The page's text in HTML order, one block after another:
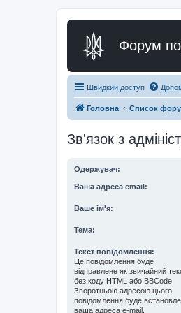
Форум
Швидкий доступ
Головна Список
Зв'язок з
Одержувач:
Ваша адреса email:
Ваше ім'я:
Тема:
Текст повідомлення:
Це повідомлення буде
відправлене як звичайний
без коду HTML або BBCode.
Зворотньою адресою цього
повідомлення буде
ваша адреса e-mail.